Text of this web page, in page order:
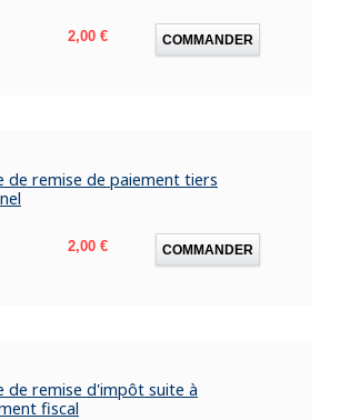
Prix
2,00 € COMMANDER
de remise de paiement tiers
Prix
2,00 € COMMANDER
de remise d'impôt suite à
fiscal